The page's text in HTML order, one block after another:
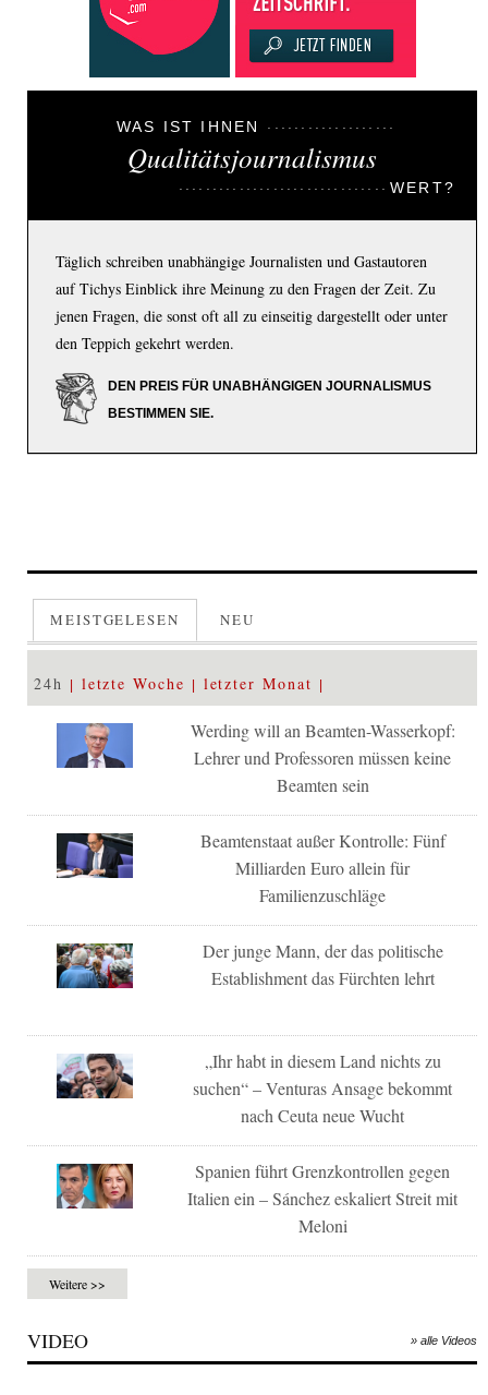
WAS IST IHNEN
Qualitätsjournalismus
WERT?
Täglich schreiben unabhängige Journalisten und Gastautoren
auf Tichys Einblick ihre Meinung zu den Fragen der Zeit. Zu
jenen Fragen, die sonst oft all zu einseitig dargestellt oder unter
den Teppich gekehrt werden.
DEN PREIS FÜR UNABHÄNGIGEN JOURNALISMUS
BESTIMMEN SIE.
MEISTGELESEN NEU
24h letzte Woche letzter Monat
Werding will an Beamten-Wasserkopf:
Lehrer und Professoren müssen keine
Beamten sein
Beamtenstaat außer Kontrolle: Fünf
Milliarden Euro allein für
Familienzuschläge
Der junge Mann, der das politische
Establishment das Fürchten lehrt
„Ihr habt in diesem Land nichts zu
suchen“ – Venturas Ansage bekommt
nach Ceuta neue Wucht
Spanien führt Grenzkontrollen gegen
Italien ein – Sánchez eskaliert Streit mit
Meloni
Weitere >>
VIDEO » alle Videos